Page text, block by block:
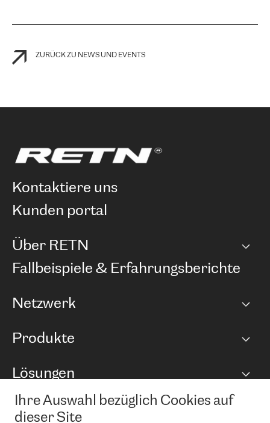
Ihre Auswahl bezüglich Cookies auf
dieser Site
ZURÜCK ZU NEWS UND EVENTS
kontaktiere uns
kunden portal
Über RETN
Unternehmen
Fallbeispiele & Erfahrungsberichte
Netzwerk
Points of Presence
Peering-Richtlinie
Looking glass
Produkte
Internet Anbindung
Remote IX
Lösungen
Managed Global Private Network
Lösungen mit BGP (Border Gateway Protocol)
News und Events